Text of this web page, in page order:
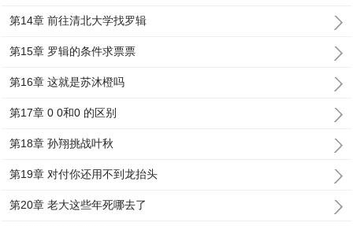
第14章 前往清北大学找罗辑
第15章 罗辑的条件求票票
第16章 这就是苏沐橙吗
第17章 0 0和0 的区别
第18章 孙翔挑战叶秋
第19章 对付你还用不到龙抬头
第20章 老大这些年死哪去了